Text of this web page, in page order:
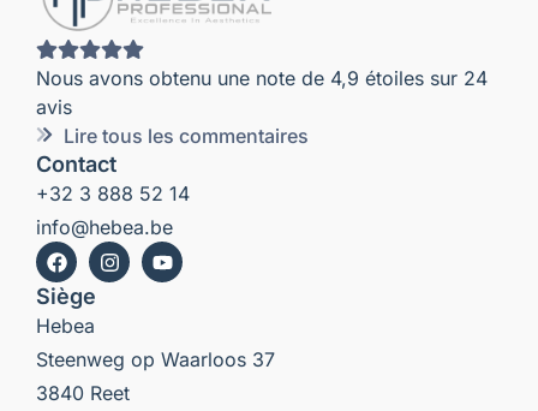
Nous avons obtenu une note de 4,9 étoiles sur 24
avis
Lire tous les commentaires
Contact
+32 3 888 52 14
info@hebea.be
Siège
Hebea
Steenweg op Waarloos 37
3840 Reet